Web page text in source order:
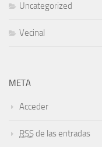
Uncategorized
Vecinal
META
Acceder
RSS de las entradas